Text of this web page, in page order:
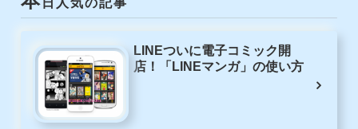
LINEついに電子コミック開
店！「LINEマンガ」の使い方